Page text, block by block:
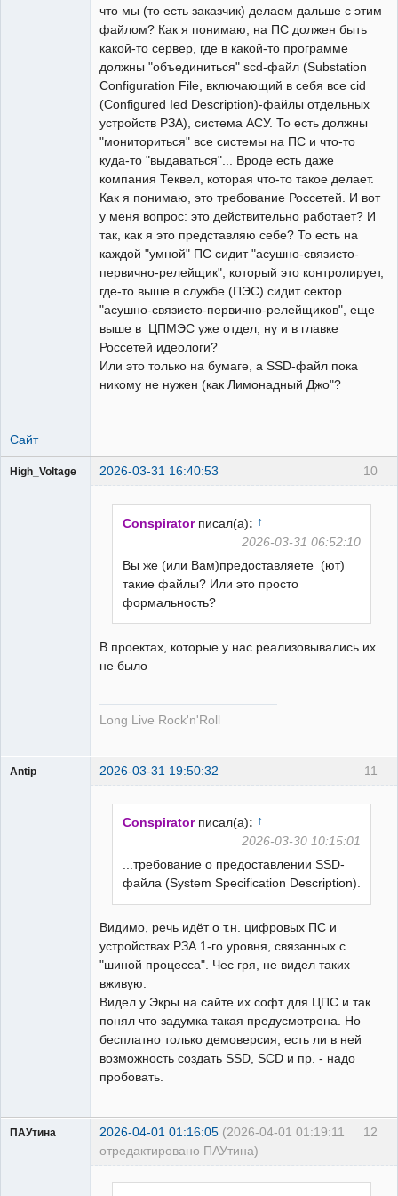
что мы (то есть заказчик) делаем дальше с этим
файлом? Как я понимаю, на ПС должен быть
какой-то сервер, где в какой-то программе
должны "объединиться" scd-файл (Substation
Configuration File, включающий в себя все cid
(Configured Ied Description)-файлы отдельных
устройств РЗА), система АСУ. То есть должны
"мониториться" все системы на ПС и что-то
куда-то "выдаваться"... Вроде есть даже
компания Теквел, которая что-то такое делает.
Как я понимаю, это требование Россетей. И вот
у меня вопрос: это действительно работает? И
так, как я это представляю себе? То есть на
каждой "умной" ПС сидит "асушно-связисто-
первично-релейщик", который это контролирует,
где-то выше в службе (ПЭС) сидит сектор
"асушно-связисто-первично-релейщиков", еще
выше в ЦПМЭС уже отдел, ну и в главке
Россетей идеологи?
Или это только на бумаге, а SSD-файл пока
никому не нужен (как Лимонадный Джо"?
Сайт
10
High_Voltage 2026-03-31 16:40:53
Conspirator писал(а): ↑
2026-03-31 06:52:10
Вы же (или Вам)предоставляете (ют)
такие файлы? Или это просто
формальность?
В проектах, которые у нас реализовывались их
не было
Long Live Rock'n'Roll
11
Antip 2026-03-31 19:50:32
Conspirator писал(а): ↑
2026-03-30 10:15:01
...требование о предоставлении SSD-
файла (System Specification Description).
Видимо, речь идёт о т.н. цифровых ПС и
устройствах РЗА 1-го уровня, связанных с
"шиной процесса". Чес гря, не видел таких
вживую.
Видел у Экры на сайте их софт для ЦПС и так
понял что задумка такая предусмотрена. Но
бесплатно только демоверсия, есть ли в ней
возможность создать SSD, SCD и пр. - надо
пробовать.
12
ПАУтина 2026-04-01 01:16:05 (2026-04-01 01:19:11
отредактировано ПАУтина)